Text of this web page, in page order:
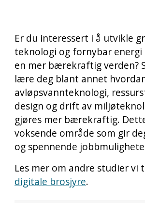
Er du interessert i å utvikle
teknologi og fornybar energi
en mer bærekraftig verden?
lære deg blant annet
avløpsvannteknologi,
design og drift av
gjøres mer bærekraftig.
voksende område som gir
og spennende
Les mer om andre studier vi
digitale brosjyre.